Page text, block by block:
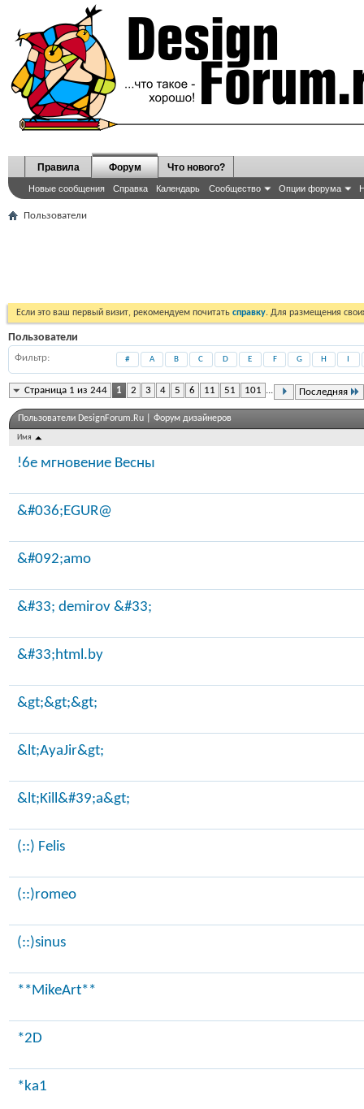
Правила Форум
Новые сообщения Справка Календарь Сообщество Опции форума
Что нового?
Пользователи
Если это ваш первый визит, рекомендуем почитать справку. Для размещения
Пользователи
Фильтр # A B C D E F G H
Страница 1 из 244 1 2 3 4 5 6 11 51 101 ... Последняя
Пользователи DesignForum.Ru | Форум дизайнеров
Имя
!6е мгновение Весны
&#036;EGUR@
&#092;amo
&#33; demirov &#33;
&#33;html.by
&gt;&gt;&gt;
&lt;AyaJir&gt;
&lt;Kill&#39;a&gt;
(::) Felis
(::)romeo
(::)sinus
**MikeArt**
*2D
*ka1